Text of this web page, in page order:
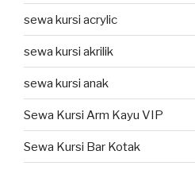
sewa kursi acrylic
sewa kursi akrilik
sewa kursi anak
Sewa Kursi Arm Kayu VIP
Sewa Kursi Bar Kotak